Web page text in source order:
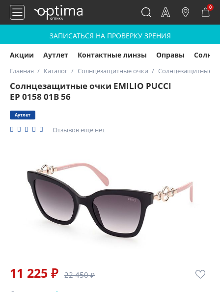
0
ЗАПИСАТЬСЯ НА ПРОВЕРКУ ЗРЕНИЯ
Акции Аутлет Контактные линзы Оправы
Главная Каталог Солнцезащитные очки Солнцезащитные
Солнцезащитные очки EMILIO PUCCI
EP 0158 01B 56
Аутлет
Отзывов еще нет
11 225 ₽ 22 450 ₽